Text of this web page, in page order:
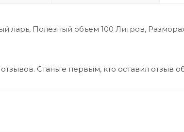
ларь, Полезный объем 100 Литров,
Станьте первым, кто оставил отзыв